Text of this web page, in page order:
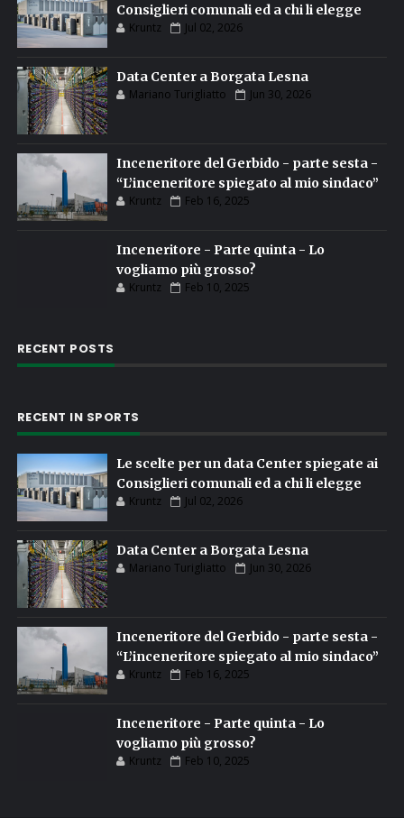
Consiglieri comunali ed a chi li elegge
Kruntz Jul 02, 2026
Data Center a Borgata Lesna
Mariano Turigliatto Jun 30, 2026
Inceneritore del Gerbido - parte sesta -
“L’inceneritore spiegato al mio sindaco”
Kruntz Feb 16, 2025
Inceneritore - Parte quinta - Lo
vogliamo più grosso?
Kruntz Feb 10, 2025
RECENT POSTS
RECENT IN SPORTS
Le scelte per un data Center spiegate ai
Consiglieri comunali ed a chi li elegge
Kruntz Jul 02, 2026
Data Center a Borgata Lesna
Mariano Turigliatto Jun 30, 2026
Inceneritore del Gerbido - parte sesta -
“L’inceneritore spiegato al mio sindaco”
Kruntz Feb 16, 2025
Inceneritore - Parte quinta - Lo
vogliamo più grosso?
Kruntz Feb 10, 2025